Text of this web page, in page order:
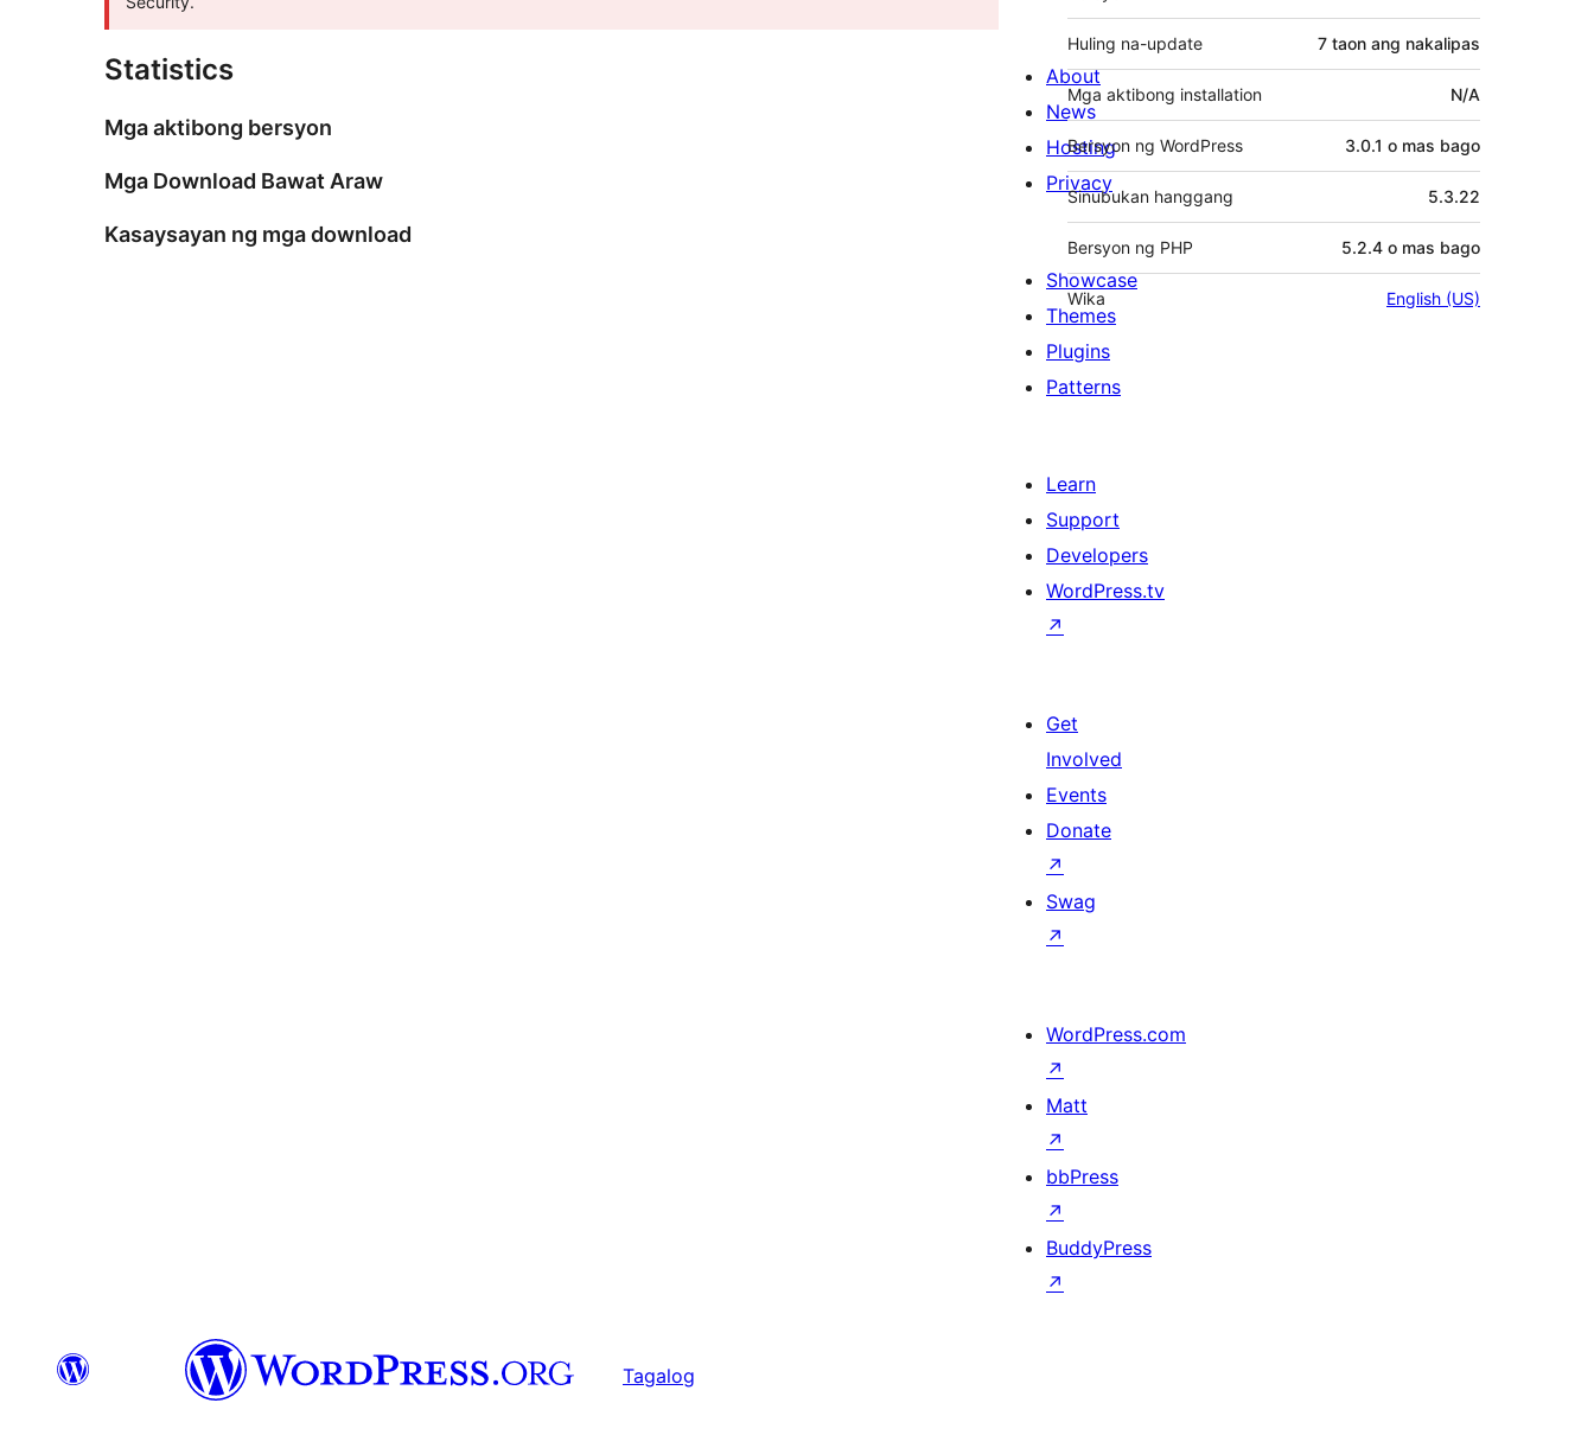
Statistics
Mga aktibong bersyon
Mga Download Bawat Araw
Kasaysayan ng mga download
Huling na-update 7 taon ang nakalipas
Mga aktibong installation N/A
Bersyon ng WordPress 3.0.1 o mas bago
Sinubukan hanggang 5.3.22
Bersyon ng PHP 5.2.4 o mas bago
Wika English (US)
About
News
Hosting
Privacy
Showcase
Themes
Plugins
Patterns
Learn
Support
Developers
WordPress.tv
↗
Get
Involved
Events
Donate
↗
Swag
↗
WordPress.com
↗
Matt
↗
bbPress
↗
BuddyPress
↗
Tagalog